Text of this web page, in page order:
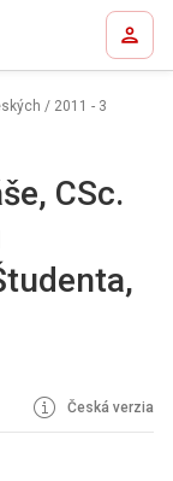
/ 2011 - 3
CSc.
Česká verzia